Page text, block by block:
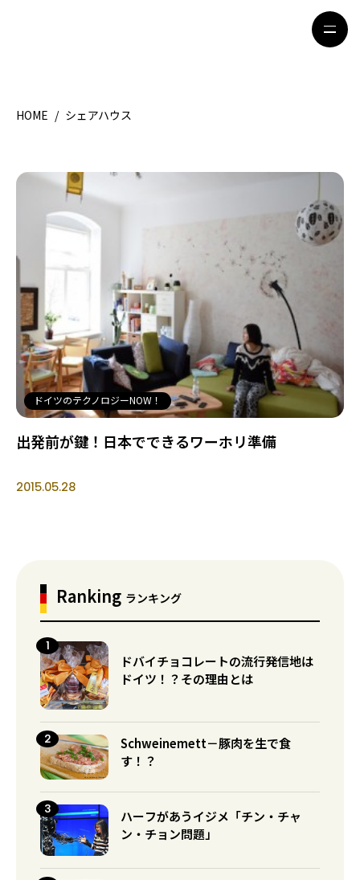
HOME
観光ガイド
ライフスタイル
著者一覧
ライター募集
HOME / シェアハウス
ドイツのテクノロジーNOW！
出発前が鍵！日本でできるワーホリ準備
2015.05.28
Ranking ランキング
ドバイチョコレートの流行発信地は
ドイツ！？その理由とは
Schweinemett－豚肉を生で食
す！？
ハーフがあうイジメ「チン・チャ
ン・チョン問題」